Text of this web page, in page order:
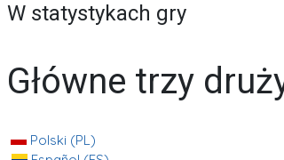
W statystykach gry
Główne trzy
Polski (PL)